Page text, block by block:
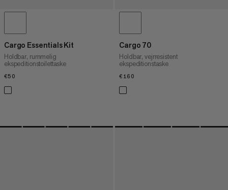
Cargo Essentials Kit
Holdbar, rummelig
ekspeditionstoilettaske
€50
Cargo 70
Holdbar, vejrresistent
ekspeditionstaske
€160